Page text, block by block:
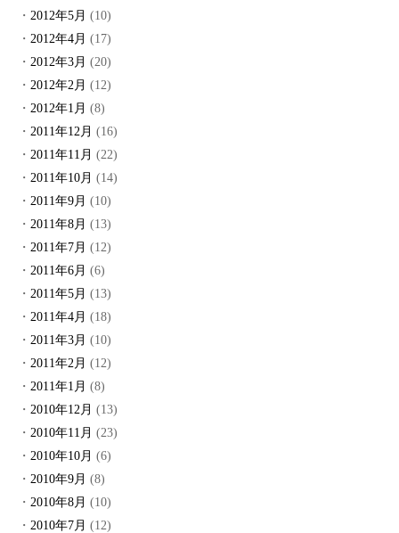
2012年5月 (10)
2012年4月 (17)
2012年3月 (20)
2012年2月 (12)
2012年1月 (8)
2011年12月 (16)
2011年11月 (22)
2011年10月 (14)
2011年9月 (10)
2011年8月 (13)
2011年7月 (12)
2011年6月 (6)
2011年5月 (13)
2011年4月 (18)
2011年3月 (10)
2011年2月 (12)
2011年1月 (8)
2010年12月 (13)
2010年11月 (23)
2010年10月 (6)
2010年9月 (8)
2010年8月 (10)
2010年7月 (12)